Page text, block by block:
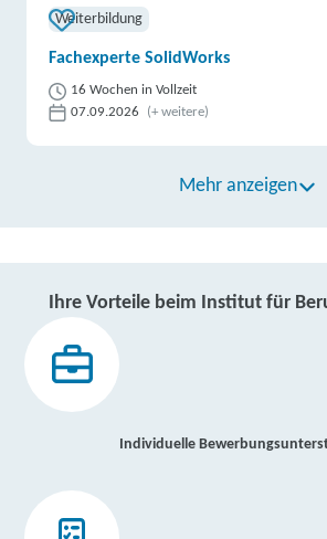
Weiterbildung
Fachexperte SolidWorks
16 Wochen in Vollzeit
07.09.2026
(+ weitere)
Mehr anzeigen
Ihre Vorteile beim Institut für
Individuelle